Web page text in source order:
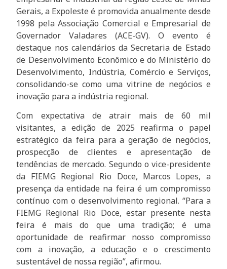
Gerais, a Expoleste é promovida anualmente desde
1998 pela Associação Comercial e Empresarial de
Governador Valadares (ACE-GV). O evento é
destaque nos calendários da Secretaria de Estado
de Desenvolvimento Econômico e do Ministério do
Desenvolvimento, Indústria, Comércio e Serviços,
consolidando-se como uma vitrine de negócios e
inovação para a indústria regional.
Com expectativa de atrair mais de 60 mil
visitantes, a edição de 2025 reafirma o papel
estratégico da feira para a geração de negócios,
prospecção de clientes e apresentação de
tendências de mercado. Segundo o vice-presidente
da FIEMG Regional Rio Doce, Marcos Lopes, a
presença da entidade na feira é um compromisso
contínuo com o desenvolvimento regional. “Para a
FIEMG Regional Rio Doce, estar presente nesta
feira é mais do que uma tradição; é uma
oportunidade de reafirmar nosso compromisso
com a inovação, a educação e o crescimento
sustentável de nossa região”, afirmou.